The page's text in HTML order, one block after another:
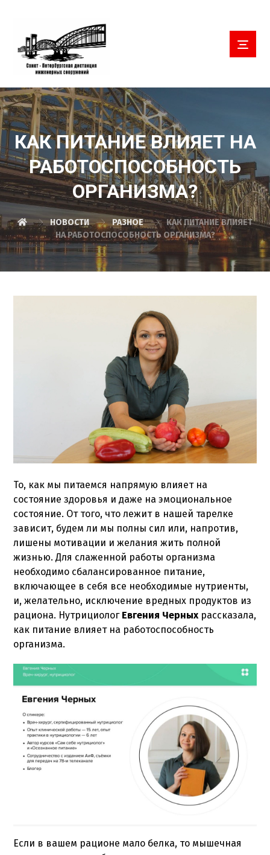
КАК ПИТАНИЕ ВЛИЯЕТ НА
РАБОТОСПОСОБНОСТЬ
ОРГАНИЗМА?
НОВОСТИ РАЗНОЕ
КАК ПИТАНИЕ ВЛИЯЕТ
НА РАБОТОСПОСОБНОСТЬ ОРГАНИЗМА?
То, как мы питаемся напрямую влияет на
состояние здоровья и даже на эмоциональное
состояние. От того, что лежит в нашей тарелке
зависит, будем ли мы полны сил или, напротив,
лишены мотивации и желания жить полной
жизнью. Для слаженной работы организма
необходимо сбалансированное питание,
включающее в себя все необходимые нутриенты,
и, желательно, исключение вредных продуктов из
рациона. Нутрициолог Евгения Черныхрассказала,
как питание влияет на работоспособность
организма.
Если в вашем рационе мало белка, то мышечная